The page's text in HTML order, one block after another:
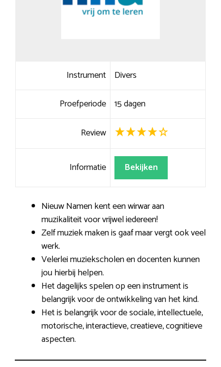
Instrument Divers
Proefperiode 15 dagen
Review
Informatie Bekijken
Nieuw Namen kent een wirwar aan
muzikaliteit voor vrijwel iedereen!
Zelf muziek maken is gaaf maar vergt ook veel
werk.
Velerlei muziekscholen en docenten kunnen
jou hierbij helpen.
Het dagelijks spelen op een instrument is
belangrijk voor de ontwikkeling van het kind.
Het is belangrijk voor de sociale, intellectuele,
motorische, interactieve, creatieve, cognitieve
aspecten.